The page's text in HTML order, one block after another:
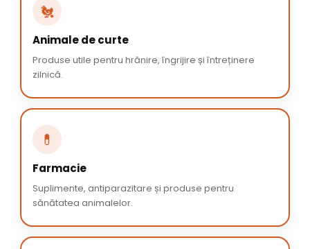
🐔
Animale de curte
Produse utile pentru hrănire, îngrijire și întreținere
zilnică.
💊
Farmacie
Suplimente, antiparazitare și produse pentru
sănătatea animalelor.